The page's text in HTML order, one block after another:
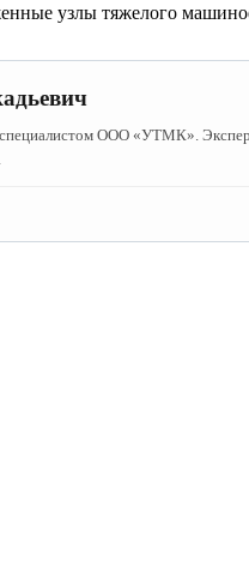
узлы тяжелого
ООО «УТМК».